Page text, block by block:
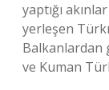
yaptığı
yerleşen
Balkanlardan
ve Kuman